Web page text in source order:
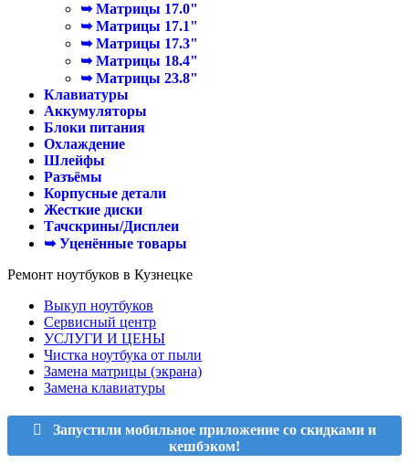
➥ Матрицы 17.0"
➥ Матрицы 17.1"
➥ Матрицы 17.3"
➥ Матрицы 18.4"
➥ Матрицы 23.8"
Клавиатуры
Аккумуляторы
Блоки питания
Охлаждение
Шлейфы
Разъёмы
Корпусные детали
Жесткие диски
Тачскрины/Дисплеи
➥ Уценённые товары
Ремонт ноутбуков в Кузнецке
Выкуп ноутбуков
Сервисный центр
УСЛУГИ И ЦЕНЫ
Чистка ноутбука от пыли
Замена матрицы (экрана)
Замена клавиатуры
Запустили мобильное приложение со скидками и
кешбэком!